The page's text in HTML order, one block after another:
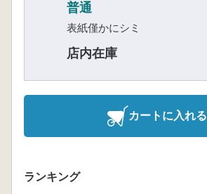
普通
表紙僅かにシミ
店内在庫
カートに入れる
ランキング